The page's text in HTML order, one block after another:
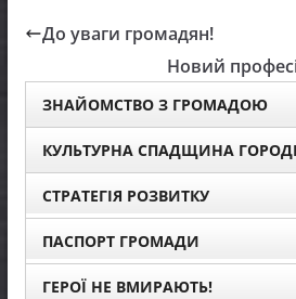
До уваги громадян!
Новий
ЗНАЙОМСТВО З ГРОМАДОЮ
КУЛЬТУРНА СПАДЩИНА
СТРАТЕГІЯ РОЗВИТКУ
ПАСПОРТ ГРОМАДИ
ГЕРОЇ НЕ ВМИРАЮТЬ!